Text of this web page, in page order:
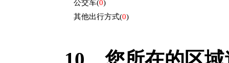
公交车(0)
其他出行方式(0)